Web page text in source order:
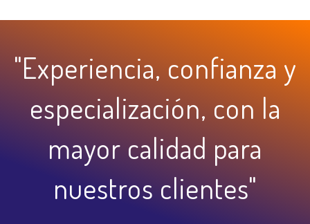
"Experiencia, confianza y
especialización, con la
mayor calidad para
nuestros clientes"